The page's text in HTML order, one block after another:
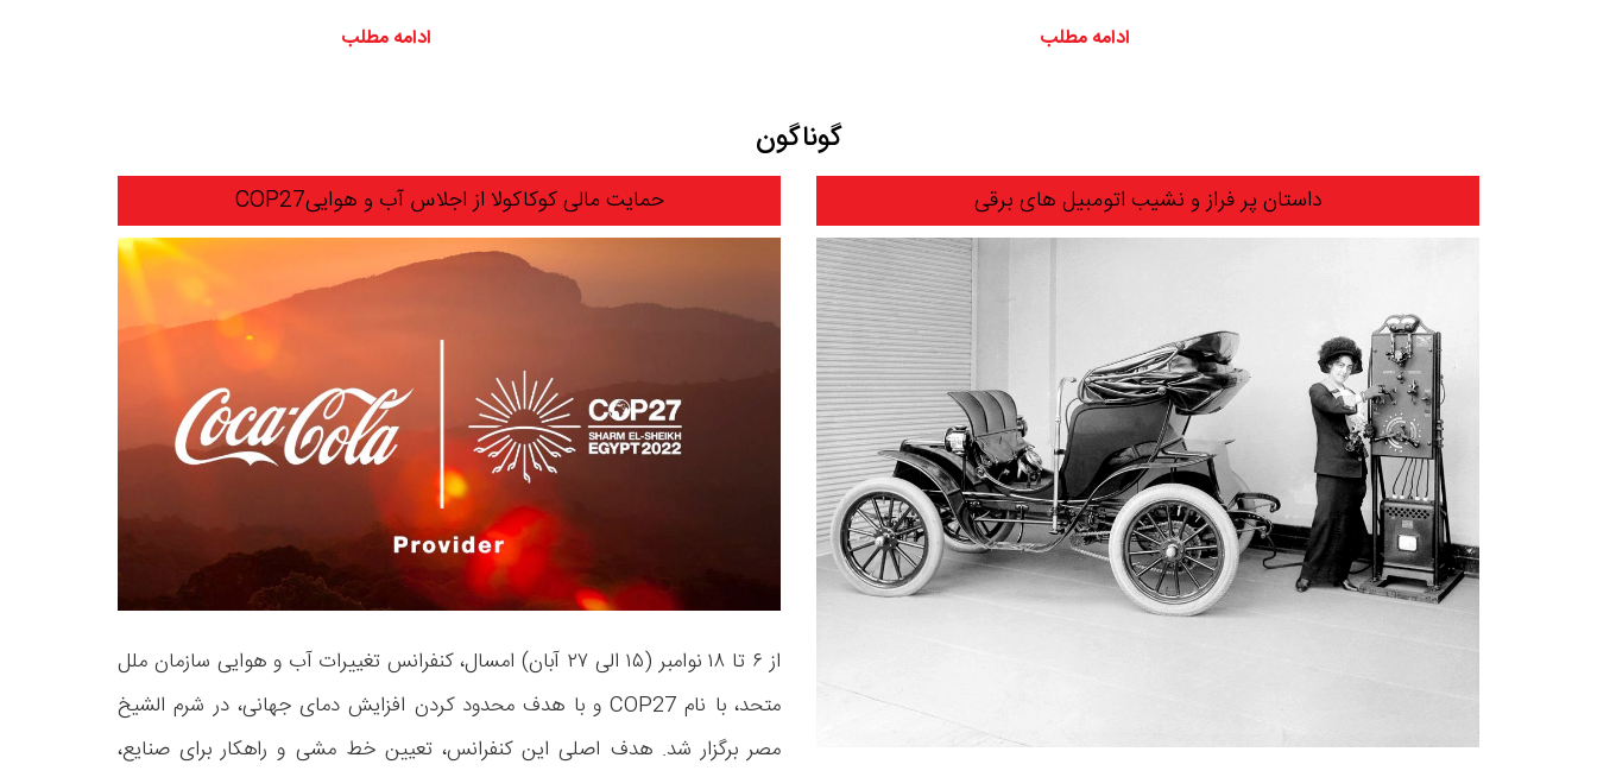
ادامه مطلب ادامه مطلب
گوناگون
حمایت مالی کوکاکولا از اجلاس آب و هواییCOP27
از ۶ تا ۱۸ نوامبر (۱۵ الی ۲۷ آبان) امسال، کنفرانس تغییرات آب و هوایی سازمان ملل
متحد، با نام COP27 و با هدف محدود کردن افزایش دمای جهانی، در شرم الشیخ
مصر برگزار شد. هدف اصلی این کنفرانس، تعیین خط مشی و راهکار برای صنایع،
داستان پر فراز و نشیب اتومبیل های برقی